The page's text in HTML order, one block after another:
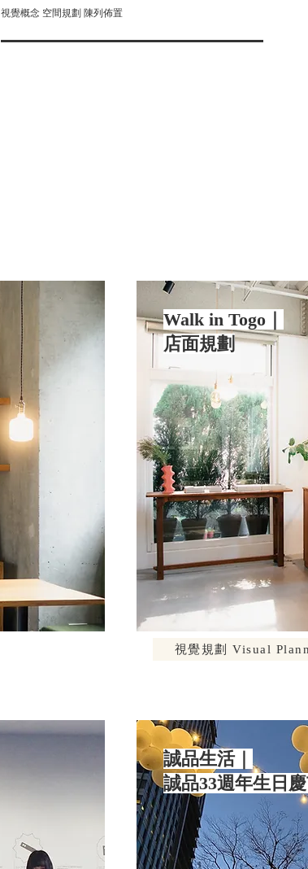
視覺概念 空間規劃 陳列佈置
Walk in Togo｜
店面規劃
視覺規劃 Visual
誠品生活｜
誠品33週年生日